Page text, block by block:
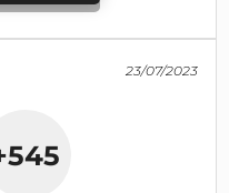
23/07/2023